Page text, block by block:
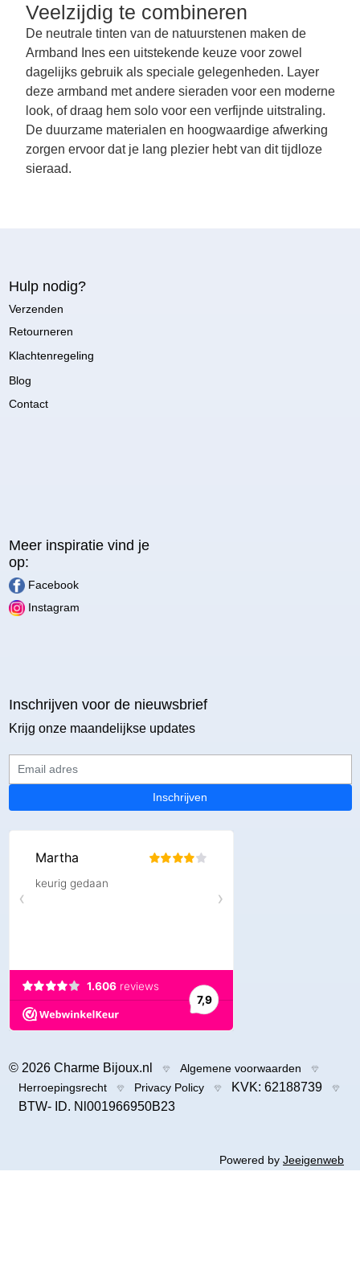
Veelzijdig te combineren
De neutrale tinten van de natuurstenen maken de
Armband Ines een uitstekende keuze voor zowel
dagelijks gebruik als speciale gelegenheden. Layer
deze armband met andere sieraden voor een moderne
look, of draag hem solo voor een verfijnde uitstraling.
De duurzame materialen en hoogwaardige afwerking
zorgen ervoor dat je lang plezier hebt van dit tijdloze
sieraad.
Hulp nodig?
Verzenden
Retourneren
Klachtenregeling
Blog
Contact
Meer inspiratie vind je
op:
Facebook
Instagram
Inschrijven voor de nieuwsbrief
Krijg onze maandelijkse updates
Inschrijven
© 2026 Charme Bijoux.nl
Algemene voorwaarden
Herroepingsrecht
Privacy Policy
KVK: 62188739
BTW- ID. Nl001966950B23
Powered by Jeeigenweb